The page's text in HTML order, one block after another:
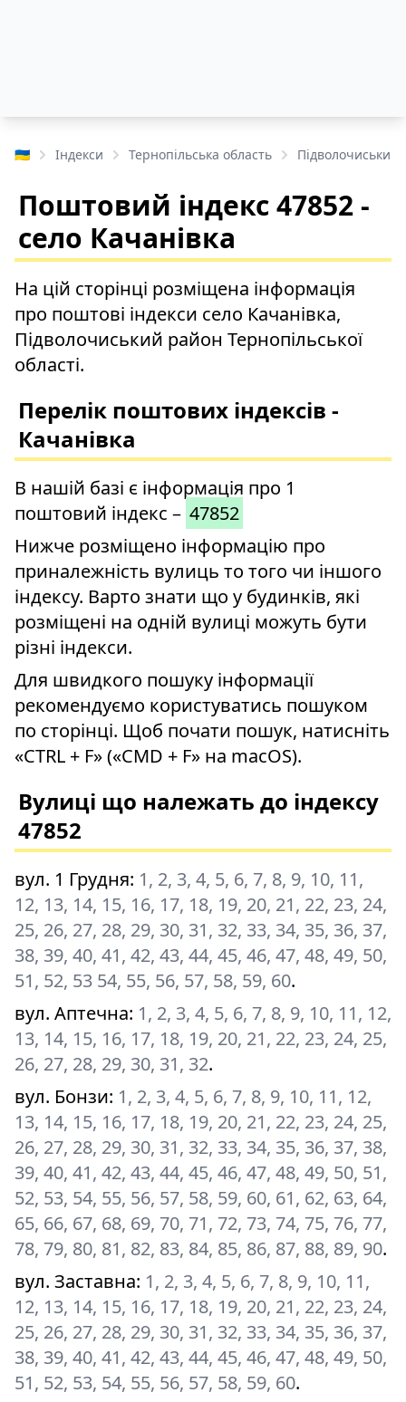
🇺🇦 Індекси Тернопільська область Підволочиський
Поштовий індекс 47852 -
село Качанівка
На цій сторінці розміщена інформація
про поштові індекси село Качанівка,
Підволочиський район Тернопільської
області.
Перелік поштових індексів -
Качанівка
В нашій базі є інформація про 1
поштовий індекс – 47852
Нижче розміщено інформацію про
приналежність вулиць то того чи іншого
індексу. Варто знати що у будинків, які
розміщені на одній вулиці можуть бути
різні індекси.
Для швидкого пошуку інформації
рекомендуємо користуватись пошуком
по сторінці. Щоб почати пошук, натисніть
«CTRL + F» («CMD + F» на macOS).
Вулиці що належать до індексу
47852
вул. 1 Грудня: 1, 2, 3, 4, 5, 6, 7, 8, 9, 10, 11,
12, 13, 14, 15, 16, 17, 18, 19, 20, 21, 22, 23, 24,
25, 26, 27, 28, 29, 30, 31, 32, 33, 34, 35, 36, 37,
38, 39, 40, 41, 42, 43, 44, 45, 46, 47, 48, 49, 50,
51, 52, 53 54, 55, 56, 57, 58, 59, 60.
вул. Аптечна: 1, 2, 3, 4, 5, 6, 7, 8, 9, 10, 11, 12,
13, 14, 15, 16, 17, 18, 19, 20, 21, 22, 23, 24, 25,
26, 27, 28, 29, 30, 31, 32.
вул. Бонзи: 1, 2, 3, 4, 5, 6, 7, 8, 9, 10, 11, 12,
13, 14, 15, 16, 17, 18, 19, 20, 21, 22, 23, 24, 25,
26, 27, 28, 29, 30, 31, 32, 33, 34, 35, 36, 37, 38,
39, 40, 41, 42, 43, 44, 45, 46, 47, 48, 49, 50, 51,
52, 53, 54, 55, 56, 57, 58, 59, 60, 61, 62, 63, 64,
65, 66, 67, 68, 69, 70, 71, 72, 73, 74, 75, 76, 77,
78, 79, 80, 81, 82, 83, 84, 85, 86, 87, 88, 89, 90.
вул. Заставна: 1, 2, 3, 4, 5, 6, 7, 8, 9, 10, 11,
12, 13, 14, 15, 16, 17, 18, 19, 20, 21, 22, 23, 24,
25, 26, 27, 28, 29, 30, 31, 32, 33, 34, 35, 36, 37,
38, 39, 40, 41, 42, 43, 44, 45, 46, 47, 48, 49, 50,
51, 52, 53, 54, 55, 56, 57, 58, 59, 60.